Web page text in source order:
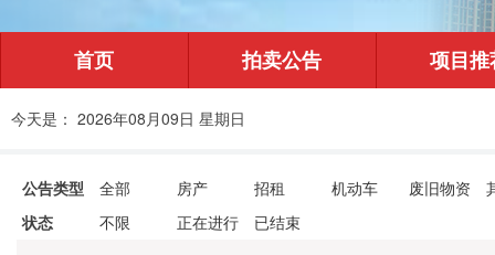
首页 拍卖公告 项目推
今天是： 2026年08月09日 星期日
公告类型 全部 房产 招租 机动车 废旧物资
状态
不限 正在进行 已结束